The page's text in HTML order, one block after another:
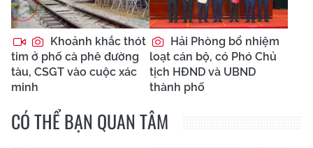
Khoảnh khắc thót
tim ở phố cà phê đường
tàu, CSGT vào cuộc xác
minh
Hải Phòng bổ nhiệm
loạt cán bộ, có Phó Chủ
tịch HĐND và UBND
thành phố
CÓ THỂ BẠN QUAN TÂM